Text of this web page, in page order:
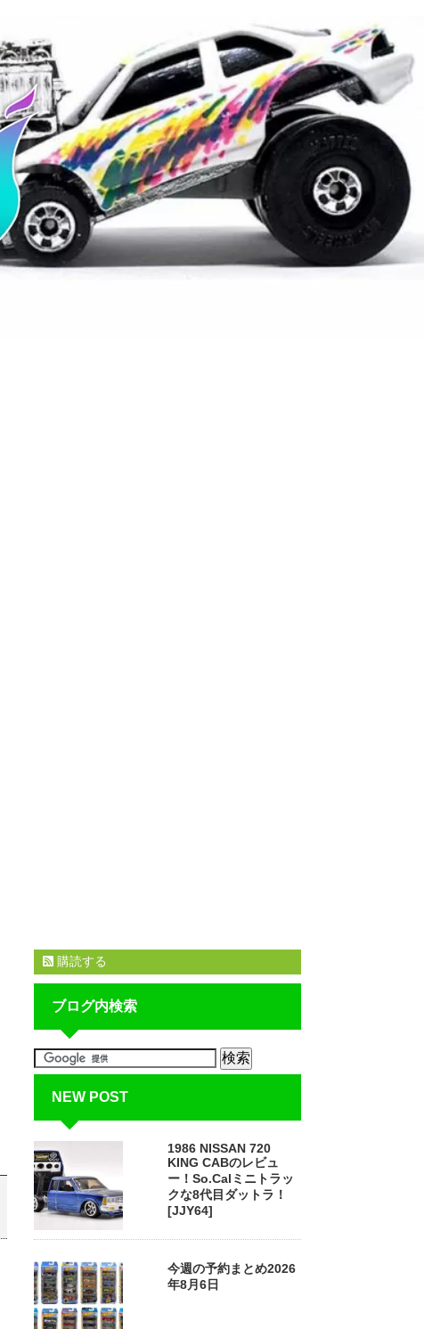
購読する
ブログ内検索
NEW POST
1986 NISSAN 720
KING CABのレビュ
ー！So.Calミニトラッ
クな8代目ダットラ！
[JJY64]
今週の予約まとめ2026
年8月6日